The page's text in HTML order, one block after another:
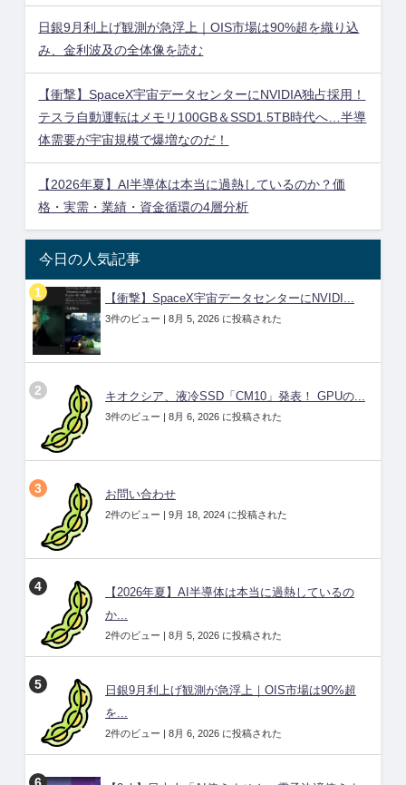
日銀9月利上げ観測が急浮上｜OIS市場は90%超を織り込
み、金利波及の全体像を読む
【衝撃】SpaceX宇宙データセンターにNVIDIA独占採用！
テスラ自動運転はメモリ100GB＆SSD1.5TB時代へ…半導
体需要が宇宙規模で爆増なのだ！
【2026年夏】AI半導体は本当に過熱しているのか？価
格・実需・業績・資金循環の4層分析
今日の人気記事
【衝撃】SpaceX宇宙データセンターにNVIDI...
3件のビュー | 8月 5, 2026 に投稿された
キオクシア、液冷SSD「CM10」発表！ GPUの...
3件のビュー | 8月 6, 2026 に投稿された
お問い合わせ
2件のビュー | 9月 18, 2024 に投稿された
【2026年夏】AI半導体は本当に過熱しているの
か...
2件のビュー | 8月 5, 2026 に投稿された
日銀9月利上げ観測が急浮上｜OIS市場は90%超
を...
2件のビュー | 8月 6, 2026 に投稿された